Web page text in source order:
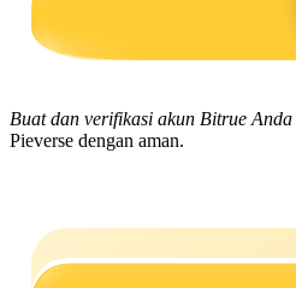
Buat dan verifikasi akun Bitrue Anda
Pieverse dengan aman.